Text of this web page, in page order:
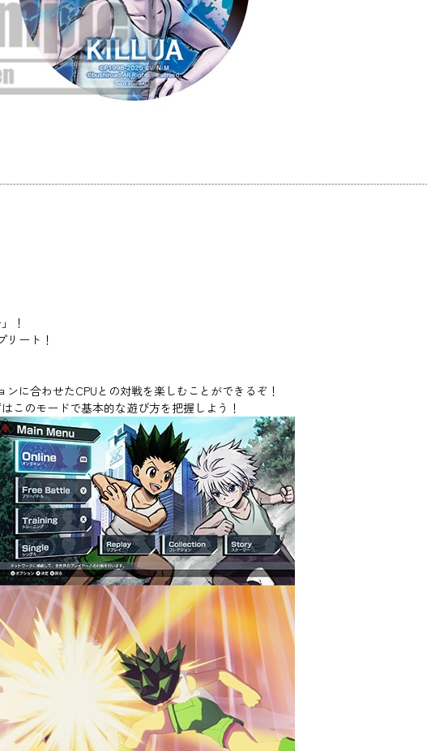
！
リート！
に合わせたCPUとの対戦を楽しむことができるぞ！
このモードで基本的な遊び方を把握しよう！